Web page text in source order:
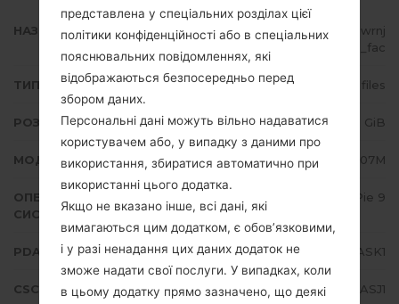
НАЗВА ФАЙЛУ
SM-A107M_1_20191125173515_w2wrnj
m4eo_fac
ТИП ПРОШИВКИ 4 files
РОЗМІР ФАЙЛУ 2.65 GiB
МОДЕЛЬ Samsung SM-A107M
ОПЕРАЦІЙНА
СИСТЕМА
Android Pie 9
PDA/AP ВЕРСІЯ A107MUBU3ASK1
CSC ВЕРСІЯ A107MOWA3ASJ1
представлена у спеціальних розділах цієї
політики конфіденційності або в спеціальних
пояснювальних повідомленнях, які
відображаються безпосередньо перед
збором даних.
Персональні дані можуть вільно надаватися
користувачем або, у випадку з даними про
використання, збиратися автоматично при
використанні цього додатка.
Якщо не вказано інше, всі дані, які
вимагаються цим додатком, є обов’язковими,
і у разі ненадання цих даних додаток не
зможе надати свої послуги. У випадках, коли
в цьому додатку прямо зазначено, що деякі